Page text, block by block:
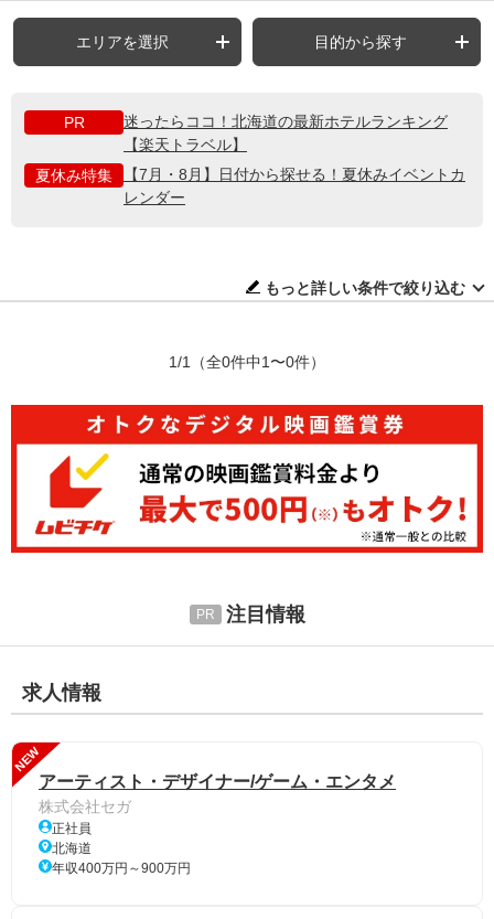
エリアを選択 目的から探す
PR
迷ったらココ！北海道の最新ホテルランキング
【楽天トラベル】
夏休み特集
【7月・8月】日付から探せる！夏休みイベントカ
レンダー
もっと詳しい条件で絞り込む
1/1 （全0件中1〜0件）
注目情報
求人情報
NEW
アーティスト・デザイナー/ゲーム・エンタメ
株式会社セガ
正社員
北海道
年収400万円～900万円